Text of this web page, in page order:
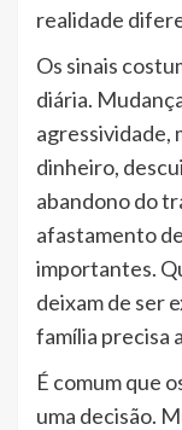
realidade
Os sinais
diária.
agressividade,
dinheiro,
abandono do
afastamento
importantes.
deixam de ser
família precisa
É comum que
uma decisão.